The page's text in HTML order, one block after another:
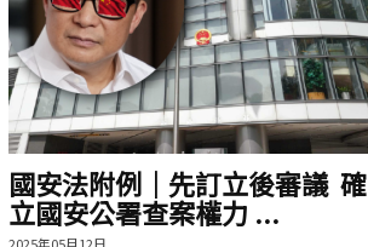
國安法附例｜先訂立後審議 確
立國安公署查案權力 ...